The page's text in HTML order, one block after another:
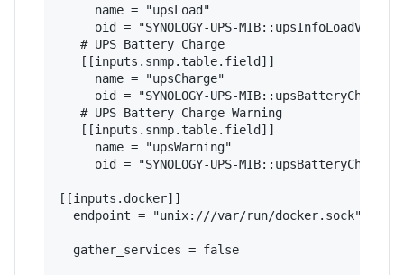
     name = "upsLoad"
     oid = "SYNOLOGY-UPS-MIB::upsInfoLoadValue"
   # UPS Battery Charge
   [[inputs.snmp.table.field]]
     name = "upsCharge"
oid = "SYNOLOGY-UPS-
   # UPS Battery Charge Warning
   [[inputs.snmp.table.field]]
     name = "upsWarning"
oid = "SYNOLOGY-UPS-
[[inputs.docker]]
  endpoint = "unix:///var/run/docker.sock"
  gather_services = false